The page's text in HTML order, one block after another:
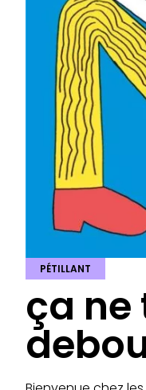
PÉTILLANT
ça ne